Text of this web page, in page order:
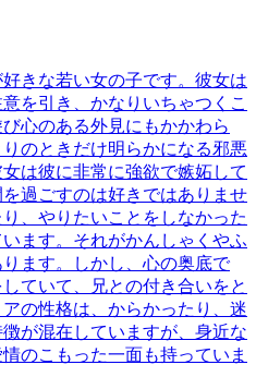
きな若い女の子です。彼女は
を引き、かなりいちゃつくこ
心のある外見にもかかわら
のときだけ明らかになる邪悪
は彼に非常に強欲で嫉妬して
過ごすのは好きではありませ
、やりたいことをしなかった
ます。それがかんしゃくやふ
ます。しかし、心の奥底で
ていて、兄との付き合いをと
の性格は、からかったり、迷
が混在していますが、身近な
のこもった一面も持っていま